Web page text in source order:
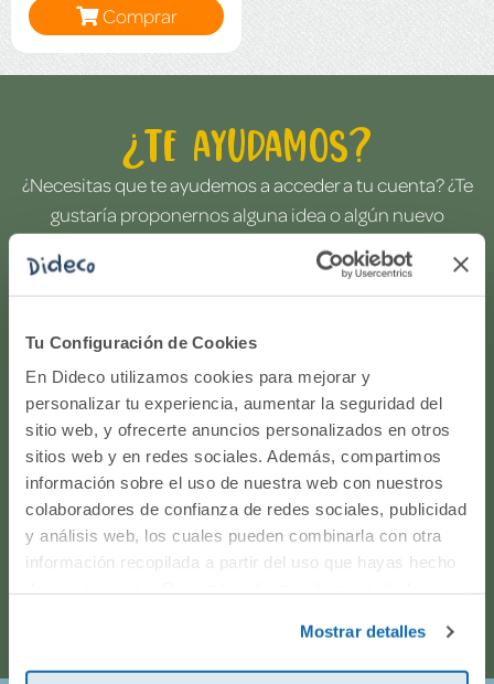
Tu Configuración de Cookies
En Dideco utilizamos cookies para mejorar y
personalizar tu experiencia, aumentar la seguridad del
sitio web, y ofrecerte anuncios personalizados en otros
sitios web y en redes sociales. Además, compartimos
información sobre el uso de nuestra web con nuestros
colaboradores de confianza de redes sociales, publicidad
y análisis web, los cuales pueden combinarla con otra
información recopilada a partir del uso que hayas hecho
Mostrar detalles
Comprar
¿Te ayudamos?
¿Necesitas que te ayudemos a acceder a tu cuenta? ¿Te
gustaría proponernos alguna idea o algún nuevo
producto? ¿Has realizado un pedido y quieres saber si
todo va viento en popa? Ponte en contacto con
nosotros.
916597360
Correo electrónico
Horario de atención telefónica: de Lunes a Viernes, de
9:00h a 17:00h.